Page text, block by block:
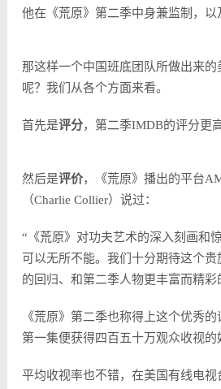
他在《荒原》第二季中身兼监制，以
那这样一个中国班底团队所做出来
呢？我们从各个方面来看。
首先是评分，第二季IMDB的评分更
然后是评价，《荒原》播出的平台
（Charlie Collier）说过：
“《荒原》对功夫艺术的深入刻画和
可以无所不能。我们十分期待这个
的回归、和第二季人物更丰富而精彩
《荒原》第二季也称得上这个优秀
第一集便获得四百五十万观众收视的
平均收视率也不错，在美国有线电视